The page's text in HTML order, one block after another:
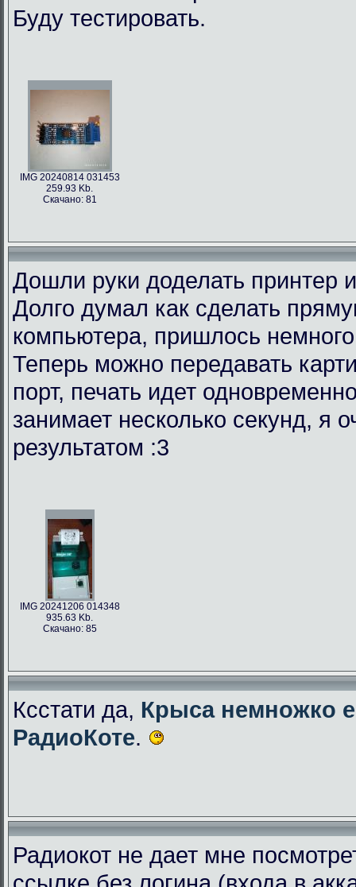
Буду тестировать.
IMG 20240814 031453
259.93 Kb.
Скачано: 81
Дошли руки доделать принтер
Долго думал как сделать
компьютера, пришлось немного
Теперь можно передавать
порт, печать идет
занимает несколько секунд, я
результатом :3
IMG 20241206 014348
935.63 Kb.
Скачано: 85
Ксстати да, Крыса немножко
РадиоКоте.
Радиокот не дает мне